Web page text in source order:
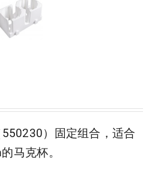
）固定组合，适合
马克杯。